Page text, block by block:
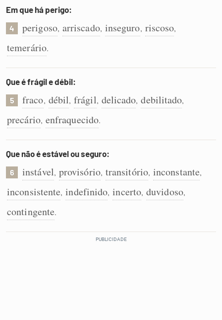
Em que há perigo:
4 perigoso, arriscado, inseguro, riscoso,
temerário.
Que é frágil e débil:
5 fraco, débil, frágil, delicado, debilitado,
precário, enfraquecido.
Que não é estável ou seguro:
6 instável, provisório, transitório, inconstante,
inconsistente, indefinido, incerto, duvidoso,
contingente.